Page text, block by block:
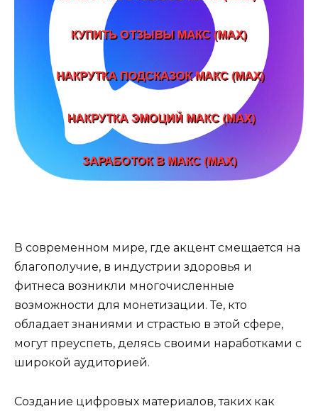
В современном мире, где акцент смещается на
благополучие, в индустрии здоровья и
фитнеса возникли многочисленные
возможности для монетизации. Те, кто
обладает знаниями и страстью в этой сфере,
могут преуспеть, делясь своими наработками с
широкой аудиторией.
Создание цифровых материалов, таких как